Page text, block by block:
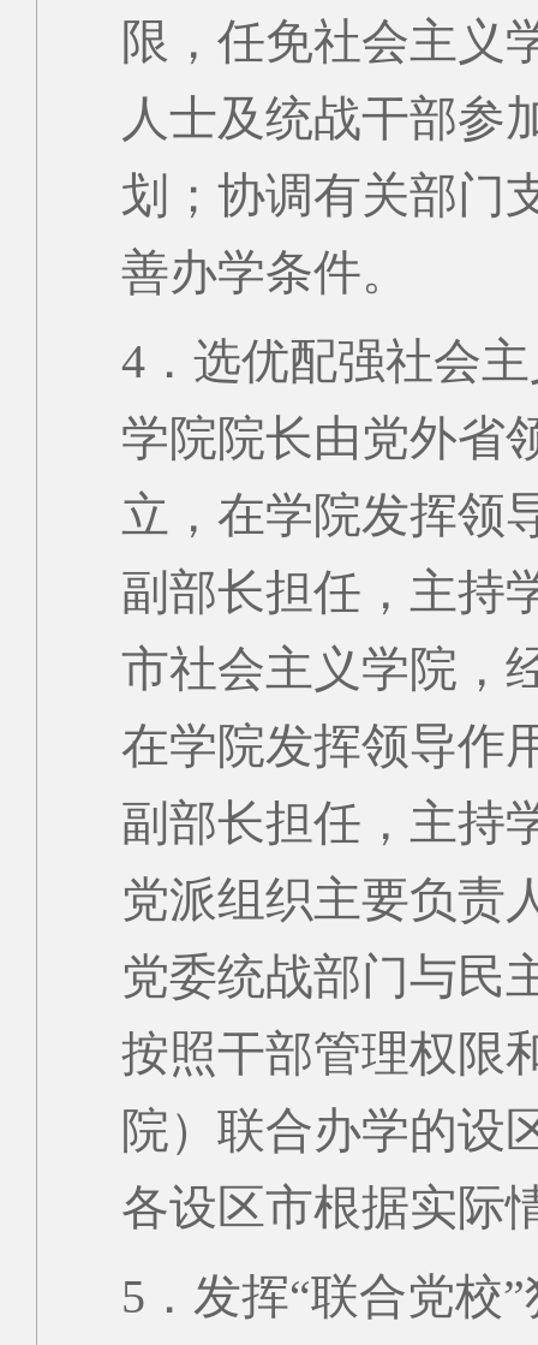
限，任免社会主义
人士及统战干部参
划；协调有关部门
善办学条件。
4．选优配强社会
学院院长由党外省
立，在学院发挥领
副部长担任，主持
市社会主义学院，
在学院发挥领导作
副部长担任，主持
党派组织主要负责
党委统战部门与民
按照干部管理权限
院）联合办学的设
各设区市根据实际
5．发挥“联合党校